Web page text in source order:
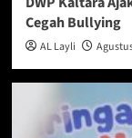
Cegah Bullying
AL Layli